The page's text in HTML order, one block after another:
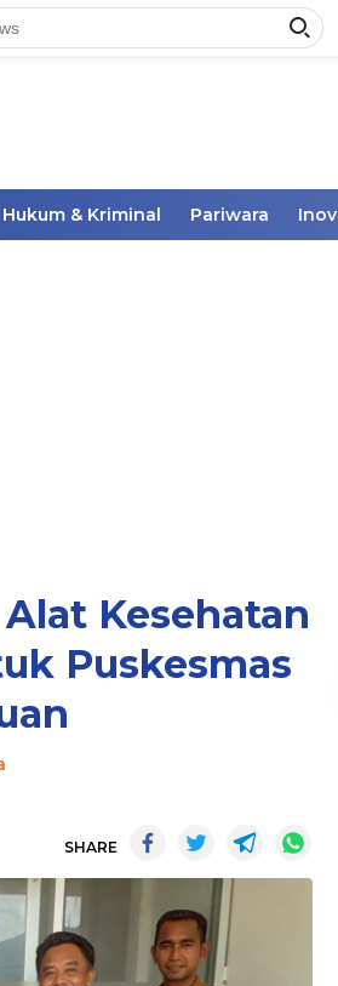
Hukum & Kriminal Pariwara
Kesehatan
Puskesmas
SHARE